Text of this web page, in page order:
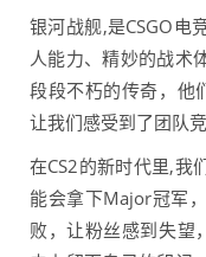
银河战舰,是CSGO电
人能力、精妙的战术
段段不朽的传奇，他
让我们感受到了团队竞
在CS2的新时代里,我
能会拿下Major冠军
败，让粉丝感到失望